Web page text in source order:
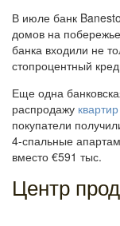
В июле банк
домов на
банка входили не
стопроцентный
Еще одна
распродажу
покупатели
4-спальные
вместо €591 тыс.
Центр